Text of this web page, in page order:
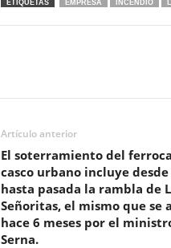
ETIQUETAS
EMPRESA INCENDIO
Artículo anterior
El soterramiento del
casco urbano incluye desde
hasta pasada la rambla de
Señoritas, el mismo que se
hace 6 meses por el
Serna.